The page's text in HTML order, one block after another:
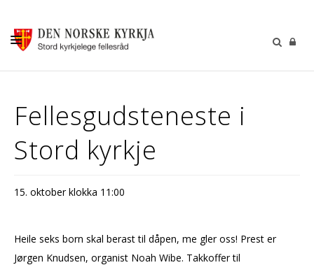
GUDSTENESTER
DÅP VIGSEL GRAVFERD
BARN OG UNGDOM
SOKNERÅDA
Fellesgudsteneste i
Stord kyrkje
15. oktober klokka 11:00
Heile seks born skal berast til dåpen, me gler oss! Prest er
Jørgen Knudsen, organist Noah Wibe. Takkoffer til